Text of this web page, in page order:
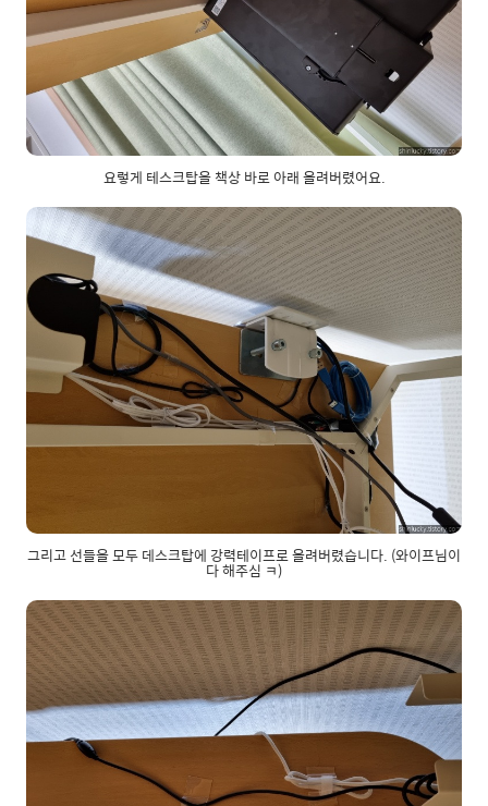
요렇게 테스크탑을 책상 바로 아래 올려버렸어요.
그리고 선들을 모두 데스크탑에 강력테이프로 올려버렸습니다. (와이프님이
다 해주심 ㅋ)